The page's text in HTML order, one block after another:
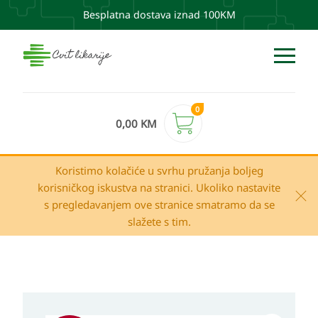
Besplatna dostava iznad 100KM
0,00 KM
0
Koristimo kolačiće u svrhu pružanja boljeg
korisničkog iskustva na stranici. Ukoliko nastavite
s pregledavanjem ove stranice smatramo da se
slažete s tim.